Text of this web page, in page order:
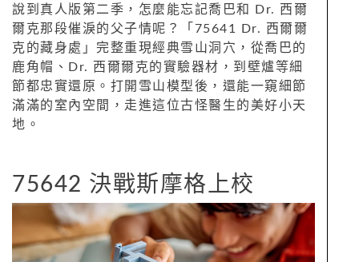
說到真人版第二季，怎麼能忘記喬巴和 Dr. 西爾
爾克那段催淚的父子情呢？「75641 Dr. 西爾爾
克的藏身處」完整重現經典雪山洞穴，從喬巴的
鹿角帽、Dr. 西爾爾克的實驗器材，到壁爐等細
節都忠實還原。打開雪山模型後，還能一窺細節
滿滿的室內空間，走進這位古怪醫生的美好小天
地。
75642 決戰斯摩格上校